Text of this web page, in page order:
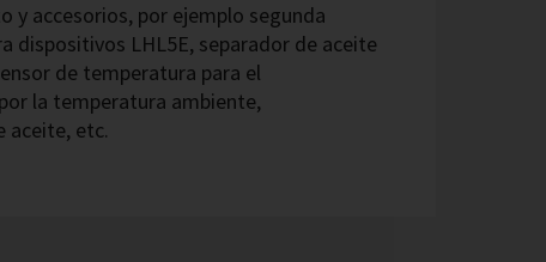
y accesorios, por ejemplo segunda
dispositivos LHL5E, separador de aceite
de temperatura para el
la temperatura ambiente,
aceite, etc.